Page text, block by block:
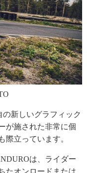
新しいグラフィック
が施された非常に個
際立っています。
は、ライダー